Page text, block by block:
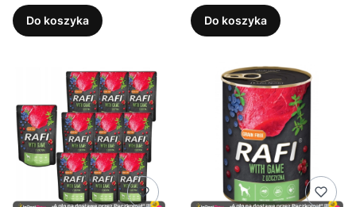
Do koszyka Do koszyka